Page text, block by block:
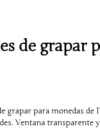
de grapar
grapar para monedas de
Ventana transparente